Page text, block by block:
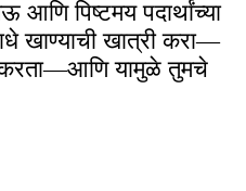
पिष्टमय पदार्थांच्या
खाण्याची खात्री करा—
करता—आणि यामुळे तुमचे